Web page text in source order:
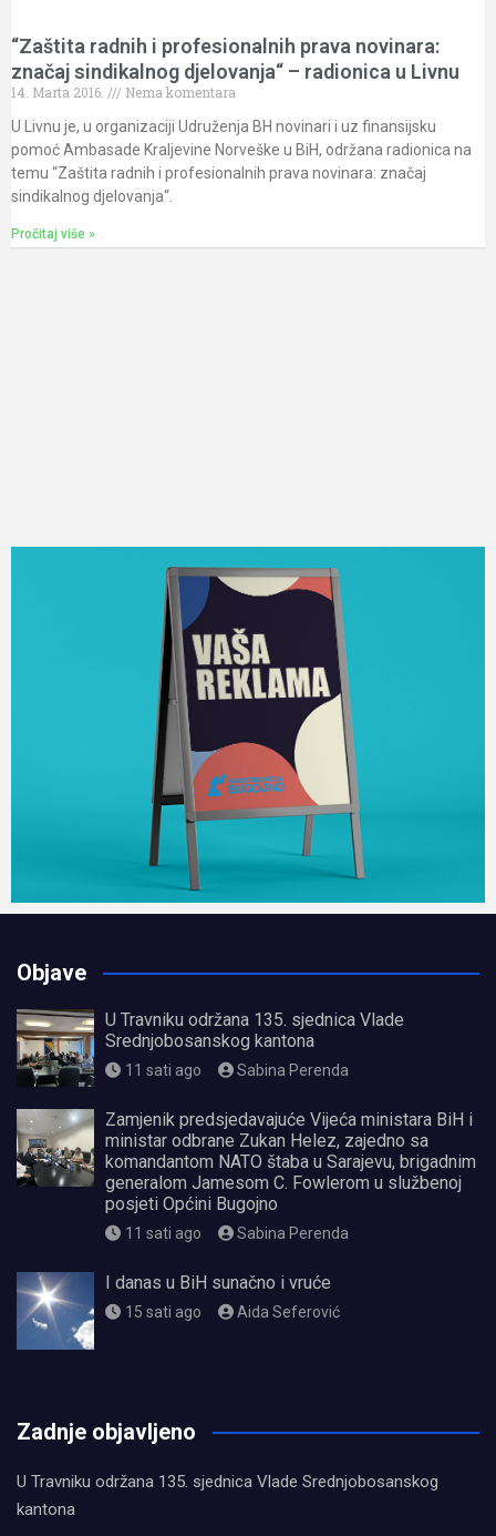
“Zaštita radnih i profesionalnih prava novinara:
značaj sindikalnog djelovanja“ – radionica u Livnu
14. Marta 2016.
Nema komentara
U Livnu je, u organizaciji Udruženja BH novinari i uz finansijsku
pomoć Ambasade Kraljevine Norveške u BiH, održana radionica na
temu “Zaštita radnih i profesionalnih prava novinara: značaj
sindikalnog djelovanja“.
Pročitaj više »
Objave
U Travniku održana 135. sjednica Vlade
Srednjobosanskog kantona
11 sati ago Sabina Perenda
Zamjenik predsjedavajuće Vijeća ministara BiH i
ministar odbrane Zukan Helez, zajedno sa
komandantom NATO štaba u Sarajevu, brigadnim
generalom Jamesom C. Fowlerom u službenoj
posjeti Općini Bugojno
11 sati ago Sabina Perenda
I danas u BiH sunačno i vruće
15 sati ago Aida Seferović
Zadnje objavljeno
U Travniku održana 135. sjednica Vlade Srednjobosanskog
kantona